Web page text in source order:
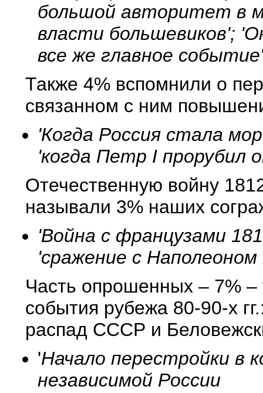
большой авторитет в
власти большевиков';
все же главное
Также 4% вспомнили о
связанном с ним
'Когда Россия стала
'когда Петр I прорубил
Отечественную войну
называли 3% наших
'Война с французами
'сражение с
Часть опрошенных – 7% –
события рубежа 80-90-х
распад СССР и
'Начало перестройки в
независимой России